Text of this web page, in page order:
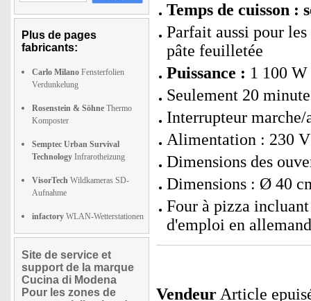
Plus de pages
fabricants:
Carlo Milano Fensterfolien
Verdunkelung
Rosenstein & Söhne Thermo
Komposter
Semptec Urban Survival
Technology Infrarotheizung
VisorTech Wildkameras SD-
Aufnahme
infactory WLAN-Wetterstationen
Site de service et
support de la marque
Cucina di Modena
Pour les zones de
Temps de cuisson :
Parfait aussi pour
pâte feuilletée
Puissance : 1 100 W
Seulement 20
Interrupteur marche/
Alimentation : 230 V
Dimensions des
Dimensions : Ø 40
Four à pizza
d'emploi en
Vendeur Article